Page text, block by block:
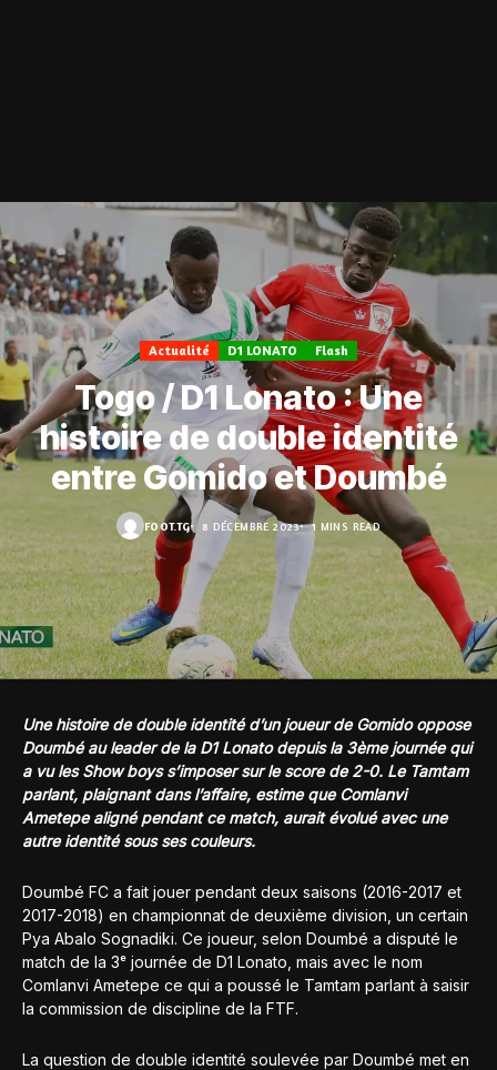
Actualité D1 LONATO Flash
Togo / D1 Lonato : Une
histoire de double identité
entre Gomido et Doumbé
FOOT.TG 8 DÉCEMBRE 2023 1 MINS READ
Une histoire de double identité d’un joueur de Gomido oppose
Doumbé au leader de la D1 Lonato depuis la 3ème journée qui
a vu les Show boys s’imposer sur le score de 2-0. Le Tamtam
parlant, plaignant dans l’affaire, estime que Comlanvi
Ametepe aligné pendant ce match, aurait évolué avec une
autre identité sous ses couleurs.
Doumbé FC a fait jouer pendant deux saisons (2016-2017 et
2017-2018) en championnat de deuxième division, un certain
Pya Abalo Sognadiki. Ce joueur, selon Doumbé a disputé le
match de la 3ᵉ journée de D1 Lonato, mais avec le nom
Comlanvi Ametepe ce qui a poussé le Tamtam parlant à saisir
la commission de discipline de la FTF.
La question de double identité soulevée par Doumbé met en